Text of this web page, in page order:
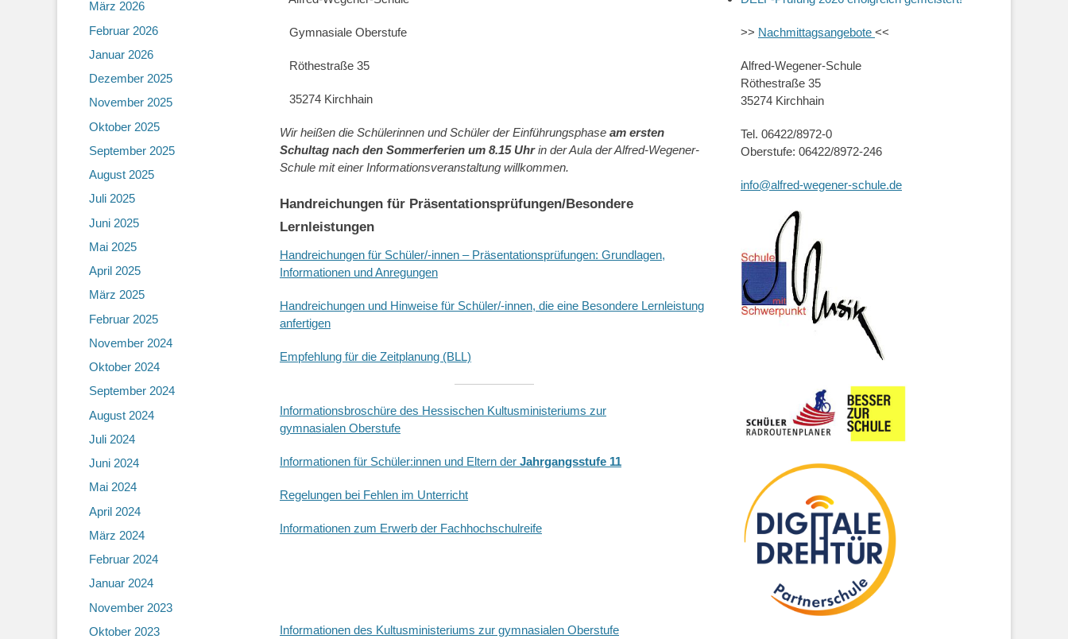
Gymnasiale Oberstufe
Röthestraße 35
35274 Kirchhain
Wir heißen die Schülerinnen und Schüler der Einführungsphase am ersten
Schultag nach den Sommerferien um 8.15 Uhrin der Aula der Alfred-Wegener-
Schule mit einer Informationsveranstaltung willkommen.
Handreichungen für Präsentationsprüfungen/Besondere
Lernleistungen
Handreichungen für Schüler/-innen – Präsentationsprüfungen: Grundlagen,
Informationen und Anregungen
Handreichungen und Hinweise für Schüler/-innen, die eine Besondere Lernleistung
anfertigen
Empfehlung für die Zeitplanung (BLL)
Informationsbroschüre des Hessischen Kultusministeriums zur
gymnasialen Oberstufe
Informationen für Schüler:innen und Eltern der Jahrgangsstufe 11
Regelungen bei Fehlen im Unterricht
Informationen zum Erwerb der Fachhochschulreife
Informationen des Kultusministeriums zur gymnasialen Oberstufe
>> Nachmittagsangebote <<
Alfred-Wegener-Schule
Röthestraße 35
35274 Kirchhain
Tel. 06422/8972-0
Oberstufe: 06422/8972-246
info@alfred-wegener-schule.de
März 2026
Februar 2026
Januar 2026
Dezember 2025
November 2025
Oktober 2025
September 2025
August 2025
Juli 2025
Juni 2025
Mai 2025
April 2025
März 2025
Februar 2025
November 2024
Oktober 2024
September 2024
August 2024
Juli 2024
Juni 2024
Mai 2024
April 2024
März 2024
Februar 2024
Januar 2024
November 2023
Oktober 2023